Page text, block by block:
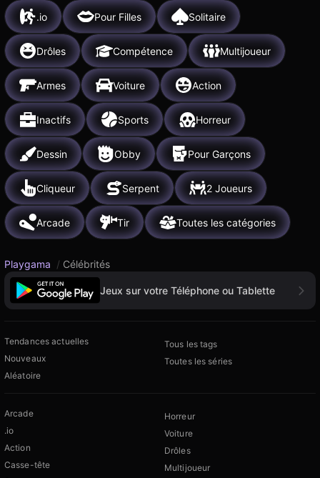
.io Pour Filles Solitaire
Drôles Compétence Multijoueur
Armes Voiture Action
Inactifs Sports Horreur
Dessin Obby Pour Garçons
Cliqueur Serpent 2 Joueurs
Arcade Tir Toutes les catégories
Playgama / Célébrités
Jeux sur votre Téléphone ou Tablette
Tendances actuelles
Nouveaux
Aléatoire
Tous les tags
Toutes les séries
Arcade
.io
Action
Casse-tête
Horreur
Voiture
Drôles
Multijoueur